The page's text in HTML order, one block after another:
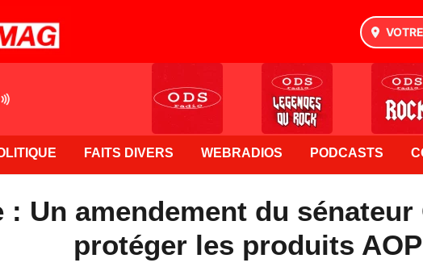
FAITS DIVERS WEBRADIOS PODCASTS
: Un amendement du
protéger les produits AOP